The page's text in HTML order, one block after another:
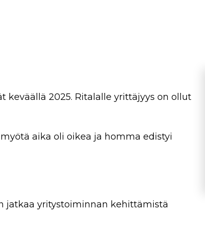
2025. Ritalalle yrittäjyys on ollut
aika oli oikea ja homma edistyi
jatkaa yritystoiminnan kehittämistä